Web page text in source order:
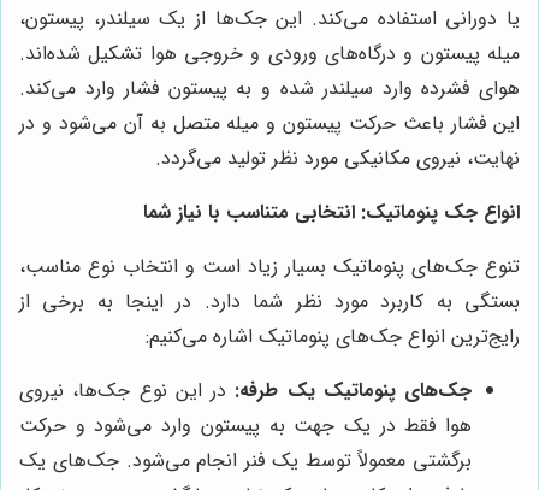
یا دورانی استفاده می‌کند. این جک‌ها از یک سیلندر، پیستون،
میله پیستون و درگاه‌های ورودی و خروجی هوا تشکیل شده‌اند.
هوای فشرده وارد سیلندر شده و به پیستون فشار وارد می‌کند.
این فشار باعث حرکت پیستون و میله متصل به آن می‌شود و در
نهایت، نیروی مکانیکی مورد نظر تولید می‌گردد.
انواع جک پنوماتیک: انتخابی متناسب با نیاز شما
تنوع جک‌های پنوماتیک بسیار زیاد است و انتخاب نوع مناسب،
بستگی به کاربرد مورد نظر شما دارد. در اینجا به برخی از
رایج‌ترین انواع جک‌های پنوماتیک اشاره می‌کنیم:
جک‌های پنوماتیک یک طرفه: در این نوع جک‌ها، نیروی
هوا فقط در یک جهت به پیستون وارد می‌شود و حرکت
برگشتی معمولاً توسط یک فنر انجام می‌شود. جک‌های یک